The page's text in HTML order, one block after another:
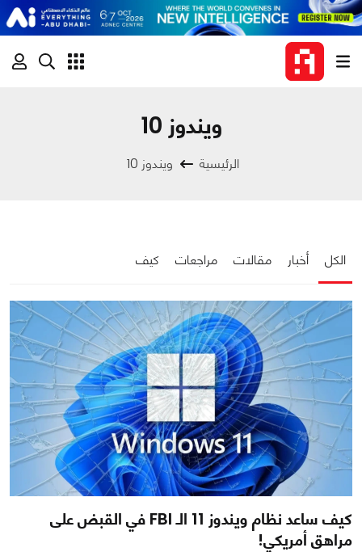
ويندوز 10
الرئيسية ويندوز 10
الكل أخبار مقالات مراجعات كيف
كيف ساعد نظام ويندوز 11 الـ FBI في القبض على
مراهق أمريكي!